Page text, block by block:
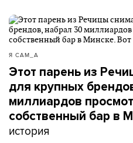
Я САМ_А
Этот парень из
для крупных
миллиардов
собственный бар в
история